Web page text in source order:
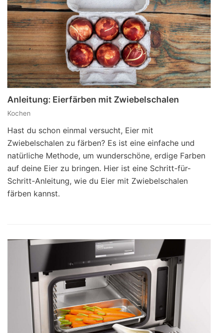
Anleitung: Eierfärben mit Zwiebelschalen
Kochen
Hast du schon einmal versucht, Eier mit
Zwiebelschalen zu färben? Es ist eine einfache und
natürliche Methode, um wunderschöne, erdige Farben
auf deine Eier zu bringen. Hier ist eine Schritt-für-
Schritt-Anleitung, wie du Eier mit Zwiebelschalen
färben kannst.